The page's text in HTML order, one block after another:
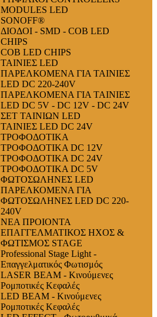
MODULES LED
SONOFF®
ΔΙΟΔΟΙ - SMD - COB LED
CHIPS
COB LED CHIPS
ΤΑΙΝΙΕΣ LED
ΠΑΡΕΛΚΟΜΕΝΑ ΓΙΑ ΤΑΙΝΙΕΣ
LED DC 220-240V
ΠΑΡΕΛΚΟΜΕΝΑ ΓΙΑ ΤΑΙΝΙΕΣ
LED DC 5V - DC 12V - DC 24V
ΣΕΤ ΤΑΙΝΙΩΝ LED
ΤΑΙΝΙΕΣ LED DC 24V
ΤΡΟΦΟΔΟΤΙΚΑ
ΤΡΟΦΟΔΟΤΙΚΑ DC 12V
ΤΡΟΦΟΔΟΤΙΚΑ DC 24V
ΤΡΟΦΟΔΟΤΙΚΑ DC 5V
ΦΩΤΟΣΩΛΗΝΕΣ LED
ΠΑΡΕΛΚΟΜΕΝΑ ΓΙΑ
ΦΩΤΟΣΩΛΗΝΕΣ LED DC 220-
240V
ΝΕΑ ΠΡΟΙΟΝΤΑ
ΕΠΑΓΓΕΛΜΑΤΙΚΟΣ ΗΧΟΣ &
ΦΩΤΙΣΜΟΣ STAGE
Professional Stage Light -
Επαγγελματικός Φωτισμός
LASER BEAM - Κινούμενες
Ρομποτικές Κεφαλές
LED BEAM - Κινούμενες
Ρομποτικές Κεφαλές